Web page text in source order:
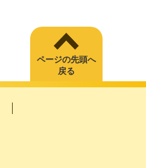
ページの先頭へ
戻る